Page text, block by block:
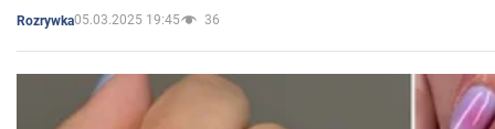
Rozrywka05.03.2025 19:45 36